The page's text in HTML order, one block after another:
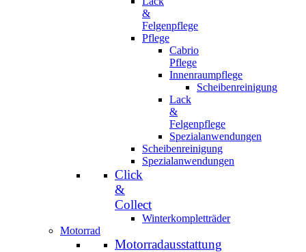
&
Felgenpflege
Pflege
Cabrio
Pflege
Innenraumpflege
Scheibenreinigung
Lack
&
Felgenpflege
Spezialanwendungen
Scheibenreinigung
Spezialanwendungen
Click
&
Collect
Winterkompletträder
Motorrad
Motorradausstattung